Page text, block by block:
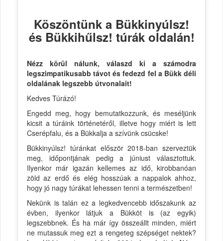
Köszöntünk a Bükkinyúlsz!
és Bükkihűlsz! túrák oldalán!
Nézz körül nálunk, válaszd ki a számodra
legszimpatikusabb távot és fedezd fel a Bükk déli
oldalának legszebb útvonalait!
Kedves Túrázó!
Engedd meg, hogy bemutatkozzunk, és meséljünk
kicsit a túráink történetéről, illetve hogy miért is lett
Cserépfalu, és a Bükkalja a szívünk csücske!
Bükkinyúlsz! túránkat először 2018-ban szerveztük
meg, időpontjának pedig a júniust választottuk.
Ilyenkor már igazán kellemes az idő, kirobbanóan
zöld az erdő és elég hosszúak a nappalok ahhoz,
hogy jó nagy túrákat lehessen tenni a természetben!
Nekünk is talán ez a legkedvencebb időszakunk az
évben, ilyenkor látjuk a Bükköt is (az egyik)
legszebbnek. És ha már így összeállt minden, miért
ne mutassuk meg ezt a rengeteg szépséget nektek?